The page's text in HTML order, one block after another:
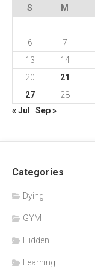
S
M
6
7
13
14
20
21
27
28
« Jul
Sep »
Categories
Dying
GYM
Hidden
Learning